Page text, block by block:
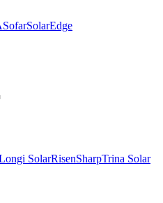
SofarSolarEdge
SolarRisenSharpTrina Solar